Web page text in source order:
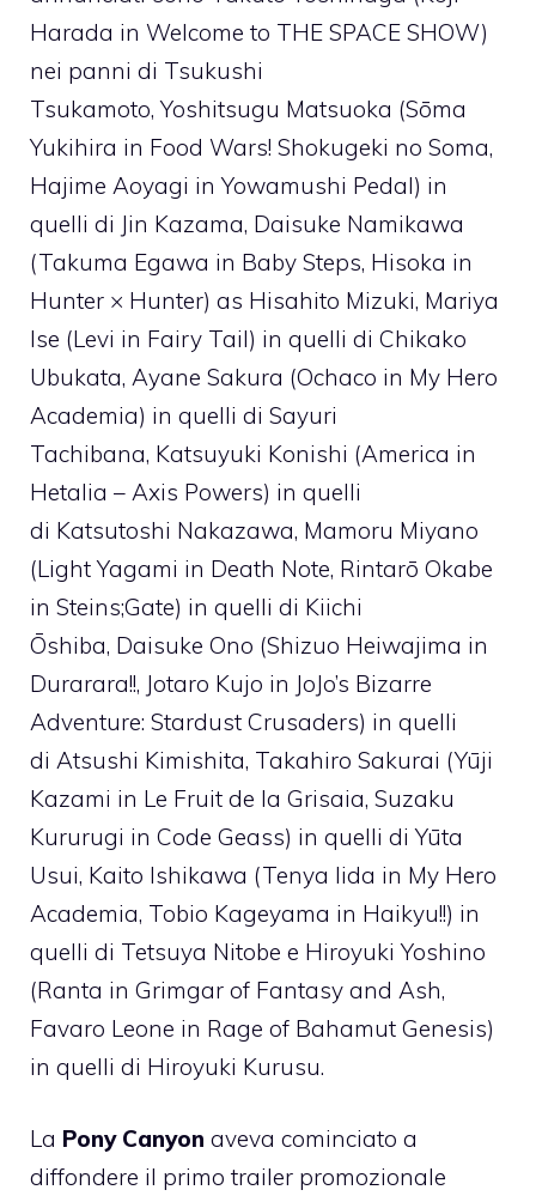
Harada in Welcome to THE SPACE SHOW)
nei panni di Tsukushi
Tsukamoto, Yoshitsugu Matsuoka (Sōma
Yukihira in Food Wars! Shokugeki no Soma,
Hajime Aoyagi in Yowamushi Pedal) in
quelli di Jin Kazama, Daisuke Namikawa
(Takuma Egawa in Baby Steps, Hisoka in
Hunter × Hunter) as Hisahito Mizuki, Mariya
Ise (Levi in Fairy Tail) in quelli di Chikako
Ubukata, Ayane Sakura (Ochaco in My Hero
Academia) in quelli di Sayuri
Tachibana, Katsuyuki Konishi (America in
Hetalia – Axis Powers) in quelli
di Katsutoshi Nakazawa, Mamoru Miyano
(Light Yagami in Death Note, Rintarō Okabe
in Steins;Gate) in quelli di Kiichi
Ōshiba, Daisuke Ono (Shizuo Heiwajima in
Durarara!!, Jotaro Kujo in JoJo’s Bizarre
Adventure: Stardust Crusaders) in quelli
di Atsushi Kimishita, Takahiro Sakurai (Yūji
Kazami in Le Fruit de la Grisaia, Suzaku
Kururugi in Code Geass) in quelli di Yūta
Usui, Kaito Ishikawa (Tenya Iida in My Hero
Academia, Tobio Kageyama in Haikyu!!) in
quelli di Tetsuya Nitobe e Hiroyuki Yoshino
(Ranta in Grimgar of Fantasy and Ash,
Favaro Leone in Rage of Bahamut Genesis)
in quelli di Hiroyuki Kurusu.
La Pony Canyon aveva cominciato a
diffondere il primo trailer promozionale